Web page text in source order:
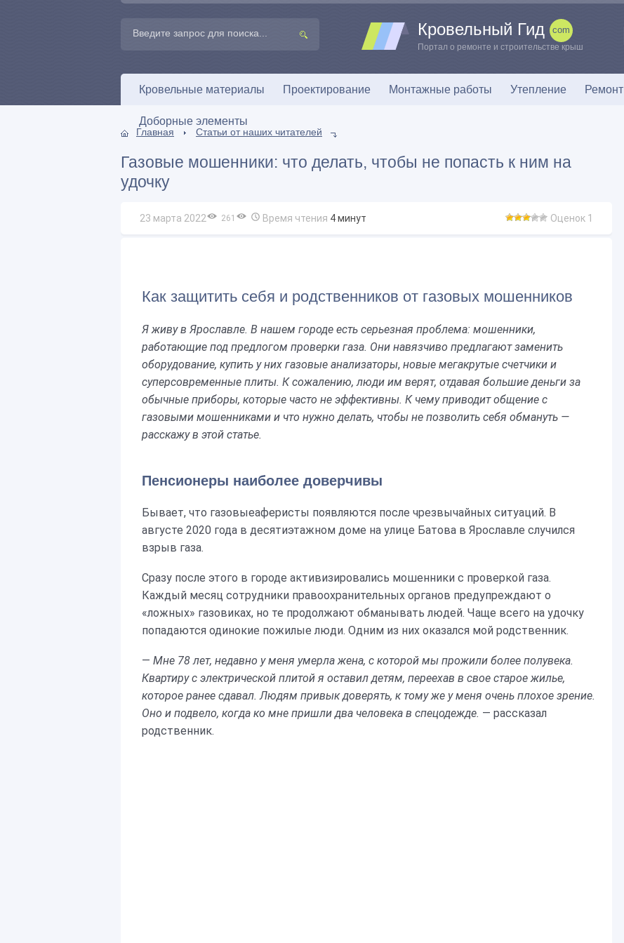
Кровельный Гид
Портал о ремонте и строительстве крыш
Кровельные материалы Проектирование Монтажные работы Утепление Ремонт
Доборные элементы
Главная Статьи от наших читателей
Газовые мошенники: что делать, чтобы не попасть к ним на
удочку
23 марта 2022 261 Время чтения 4минут Оценок 1
Как защитить себя и родственников от газовых мошенников
Я живу в Ярославле. В нашем городе есть серьезная проблема: мошенники,
работающие под предлогом проверки газа. Они навязчиво предлагают заменить
оборудование, купить у них газовые анализаторы, новые мегакрутые счетчики и
суперсовременные плиты. К сожалению, люди им верят, отдавая большие деньги за
обычные приборы, которые часто не эффективны. К чему приводит общение с
газовыми мошенниками и что нужно делать, чтобы не позволить себя обмануть —
расскажу в этой статье.
Пенсионеры наиболее доверчивы
Бывает, что газовыеаферисты появляются после чрезвычайных ситуаций. В
августе 2020 года в десятиэтажном доме на улице Батова в Ярославле случился
взрыв газа.
Сразу после этого в городе активизировались мошенники с проверкой газа.
Каждый месяц сотрудники правоохранительных органов предупреждают о
«ложных» газовиках, но те продолжают обманывать людей. Чаще всего на удочку
попадаются одинокие пожилые люди. Одним из них оказался мой родственник.
— Мне 78 лет, недавно у меня умерла жена, с которой мы прожили более полувека.
Квартиру с электрической плитой я оставил детям, переехав в свое старое жилье,
которое ранее сдавал. Людям привык доверять, к тому же у меня очень плохое зрение.
Оно и подвело, когда ко мне пришли два человека в спецодежде. — рассказал
родственник.